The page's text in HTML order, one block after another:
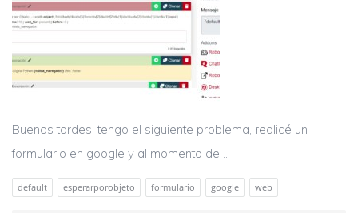
Buenas tardes, tengo el siguiente problema, realicé un
formulario en google y al momento de ...
default esperarporobjeto formulario google web